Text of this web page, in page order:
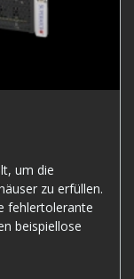
um die
zu erfüllen.
fehlertolerante
beispiellose